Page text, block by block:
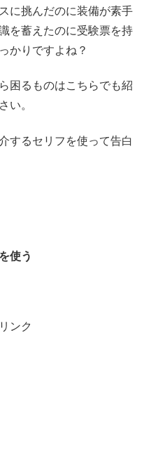
に挑んだのに装備が素手
を蓄えたのに受験票を持
かりですよね？
困るものはこちらでも紹
い。
するセリフを使って告白
使う
ンク